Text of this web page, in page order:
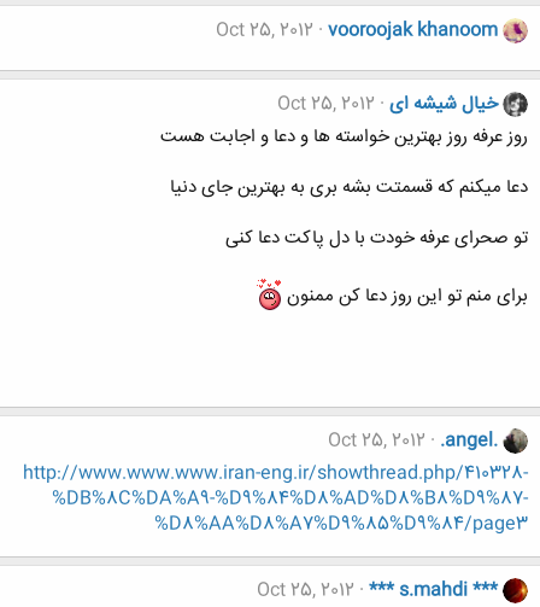
vooroojak khanoom
Oct 25, 2012
خیال شیشه ای Oct 25, 2012
روز عرفه روز بهترین خواسته ها و دعا و اجابت هست
دعا میکنم که قسمتت بشه بری به بهترین جای دنیا
تو صحرای عرفه خودت با دل پاکت دعا کنی
برای منم تو این روز دعا کن ممنون
.angel.
Oct 25, 2012
http://www.www.www.iran-eng.ir/showthread.php/410328-
%DB%8C%DA%A9-%D9%84%D8%AD%D8%B8%D9%87-
%D8%AA%D8%A7%D9%85%D9%84/page3
*** s.mahdi ***
Oct 25, 2012